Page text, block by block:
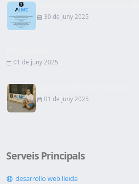
30 de juny 2025
01 de juny 2025
01 de juny 2025
Serveis Principals
desarrollo web lleida